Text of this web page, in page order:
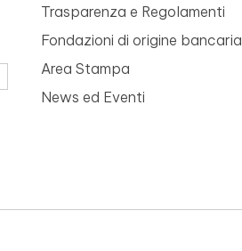
Trasparenza e Regolamenti
Fondazioni di origine bancaria
Area Stampa
News ed Eventi